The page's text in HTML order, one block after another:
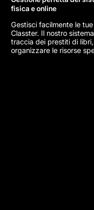
fisica e online
Gestisci facilmente le
Classter. Il nostro
traccia dei prestiti di
organizzare le risorse